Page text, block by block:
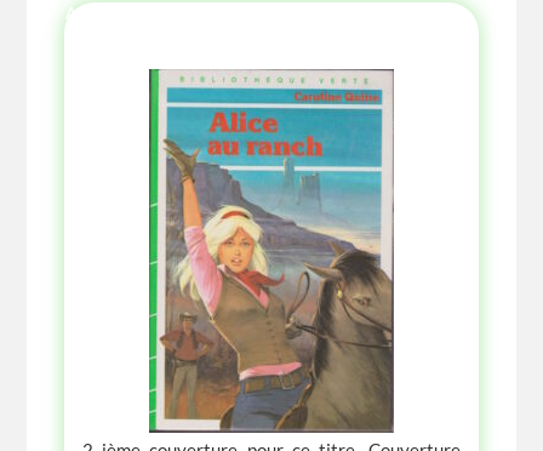
AUTRES ANNÉE AUTRES COUVERTURES